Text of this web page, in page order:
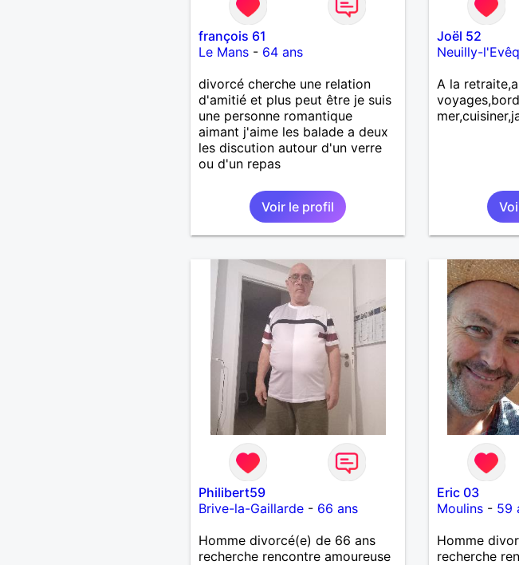
françois 61
Le Mans- 64 ans
divorcé cherche une relation
d'amitié et plus peut être je suis
une personne romantique
aimant j'aime les balade a deux
les discution autour d'un verre
ou d'un repas
Voir le profil
Joël 52
Neuilly-
A la
Philibert59
Brive-la-Gaillarde- 66 ans
Homme divorcé(e) de 66 ans
recherche rencontre amoureuse
Eric 03
Moulins- 59
Homme
recherche